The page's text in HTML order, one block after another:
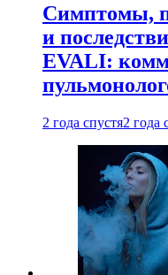
Симптомы,
и
EVALI:
2 года спустя2 года